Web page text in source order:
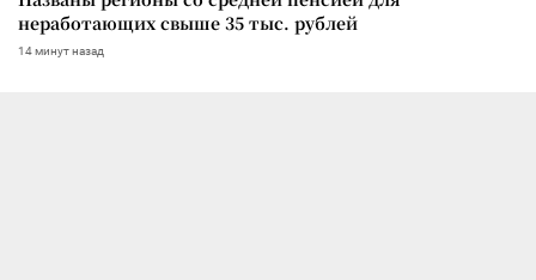
неработающих свыше 35 тыс. рублей
14 минут назад